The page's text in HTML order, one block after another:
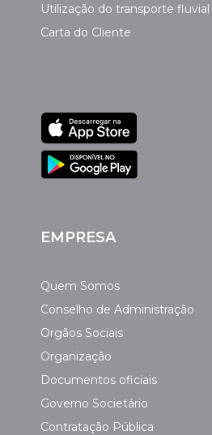
Utilização do transporte fluvial
Carta do Cliente
EMPRESA
Quem Somos
Conselho de Administração
Orgãos Sociais
Organização
Documentos oficiais
Governo Societário
Contratação Pública